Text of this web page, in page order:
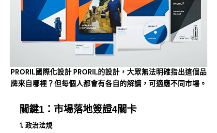
PRORIL國際化設計 PRORIL的設計，大眾無法明確指出這個品
牌來自哪裡？但每個人都會有各自的解讀，可適應不同市場。
關鍵1：市場落地簽證4關卡
1. 政治法規